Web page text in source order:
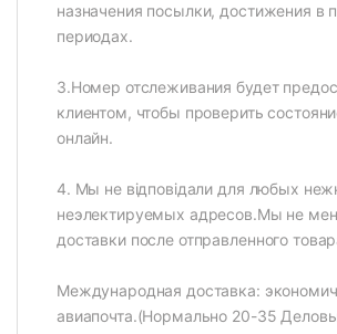
назначения посылки, достижения в
периодах.
3.Номер отслеживания будет
клиентом, чтобы проверить
онлайн.
4. Мы не відповідали для любых
неэлектируемых адресов.Мы не
доставки после отправленного
Международная доставка:
авиапочта.(Нормально 20-35